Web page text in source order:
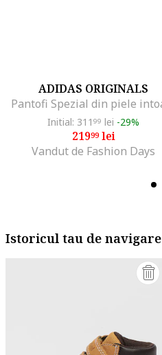
ADIDAS ORIGINALS
Initial: 311 99 lei -29%
21999lei
Vandut de Fashion Days
Istoricul tau de navigare